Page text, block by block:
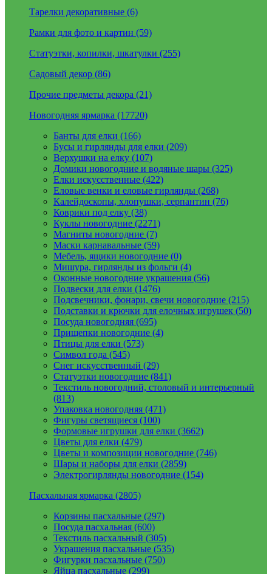
Тарелки декоративные (6)
Рамки для фото и картин (59)
Статуэтки, копилки, шкатулки (255)
Садовый декор (86)
Прочие предметы декора (21)
Новогодняя ярмарка (17720)
Банты для елки (166)
Бусы и гирлянды для елки (209)
Верхушки на елку (107)
Домики новогодние и водяные шары (325)
Елки искусственные (422)
Еловые венки и еловые гирлянды (268)
Калейдоскопы, хлопушки, серпантин (76)
Коврики под елку (38)
Куклы новогодние (2271)
Магниты новогодние (7)
Маски карнавальные (59)
Мебель, ящики новогодние (0)
Мишура, гирлянды из фольги (4)
Оконные новогодние украшения (56)
Подвески для елки (1476)
Подсвечники, фонари, свечи новогодние (215)
Подставки и крючки для елочных игрушек (50)
Посуда новогодняя (695)
Прищепки новогодние (4)
Птицы для елки (573)
Символ года (545)
Снег искусственный (29)
Статуэтки новогодние (841)
Текстиль новогодний, столовый и интерьерный
(813)
Упаковка новогодняя (471)
Фигуры светящиеся (100)
Формовые игрушки для елки (3662)
Цветы для елки (479)
Цветы и композиции новогодние (746)
Шары и наборы для елки (2859)
Электрогирлянды новогодние (154)
Пасхальная ярмарка (2805)
Корзины пасхальные (297)
Посуда пасхальная (600)
Текстиль пасхальный (305)
Украшения пасхальные (535)
Фигурки пасхальные (750)
Яйца пасхальные (299)